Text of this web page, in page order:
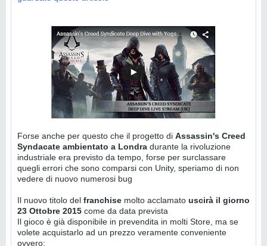
Forse anche per questo che il progetto di Assassin's Creed
Syndacate ambientato a Londra durante la rivoluzione
industriale era previsto da tempo, forse per surclassare
quegli errori che sono comparsi con Unity, speriamo di non
vedere di nuovo numerosi bug
Il nuovo titolo del franchise molto acclamato uscirà il giorno
23 Ottobre 2015 come da data prevista
Il gioco è già disponibile in prevendita in molti Store, ma se
volete acquistarlo ad un prezzo veramente conveniente
ovvero: